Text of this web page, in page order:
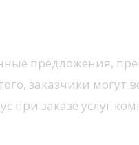
предложения,
заказчики
при заказе услуг